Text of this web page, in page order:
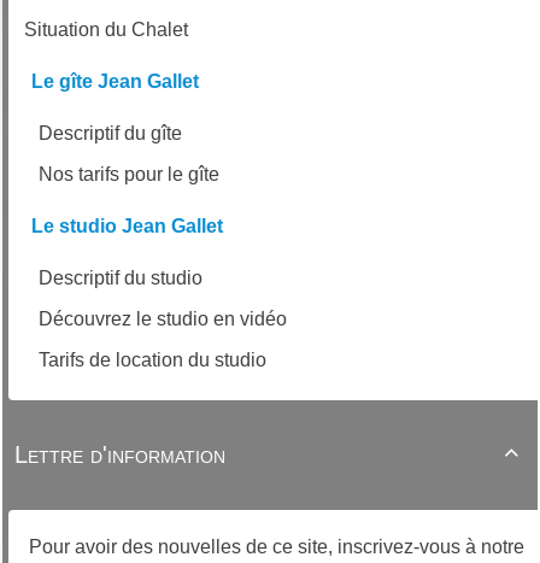
Situation du Chalet
Le gîte Jean Gallet
Descriptif du gîte
Nos tarifs pour le gîte
Le studio Jean Gallet
Descriptif du studio
Découvrez le studio en vidéo
Tarifs de location du studio

Lettre d'information
Pour avoir des nouvelles de ce site, inscrivez-vous à notre